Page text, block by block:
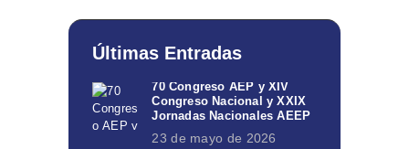
Últimas Entradas
70 Congreso AEP y XIV
Congreso Nacional y XXIX
Jornadas Nacionales AEEP
23 de mayo de 2026